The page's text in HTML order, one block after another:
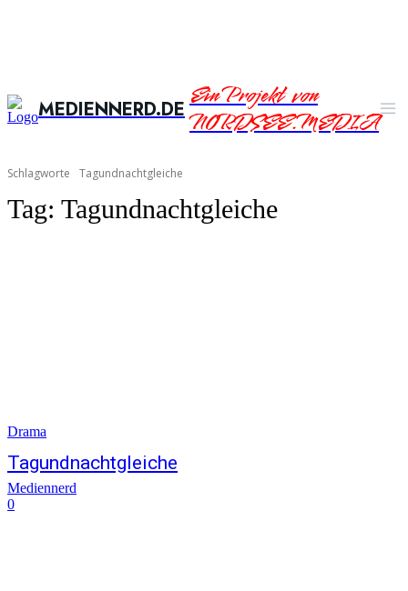
MEDIENNERD.DEEin Projekt von
NORDSEE.MEDIA
Schlagworte Tagundnachtgleiche
Tag: Tagundnachtgleiche
Drama
Tagundnachtgleiche
Mediennerd
0